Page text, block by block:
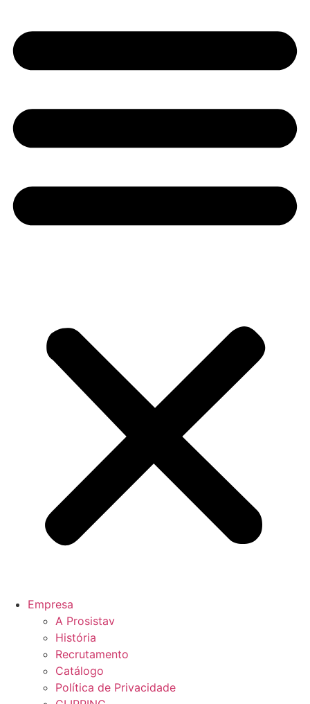
Empresa
A Prosistav
História
Recrutamento
Catálogo
Política de Privacidade